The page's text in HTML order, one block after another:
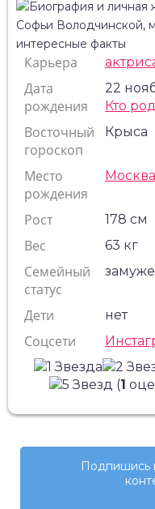
Карьера
Дата
рождения
22
Кто
Восточный
гороскоп
Крыса
Место
рождения
Москва
Рост 178 см
Вес 63 кг
Семейный
статус
Дети нет
Соцсети
(1